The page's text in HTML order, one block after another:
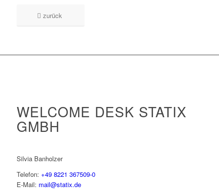
zurück
WELCOME DESK STATIX
GMBH
Silvia Banholzer
Telefon: +49 8221 367509-0
E-Mail: mail@statix.de